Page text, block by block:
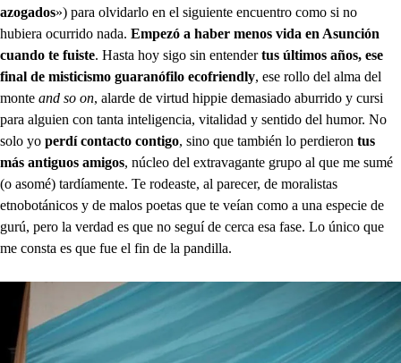
azogados») para olvidarlo en el siguiente encuentro como si no
hubiera ocurrido nada. Empezó a haber menos vida en Asunción
cuando te fuiste. Hasta hoy sigo sin entendertus últimos años, ese
final de misticismo guaranófilo ecofriendly, ese rollo del alma del
monte and so on, alarde de virtud hippie demasiado aburrido y cursi
para alguien con tanta inteligencia, vitalidad y sentido del humor. No
solo yo perdí contacto contigo, sino que también lo perdieron tus
más antiguos amigos, núcleo del extravagante grupo al que me sumé
(o asomé) tardíamente. Te rodeaste, al parecer, de moralistas
etnobotánicos y de malos poetas que te veían como a una especie de
gurú, pero la verdad es que no seguí de cerca esa fase. Lo único que
me consta es que fue el fin de la pandilla.